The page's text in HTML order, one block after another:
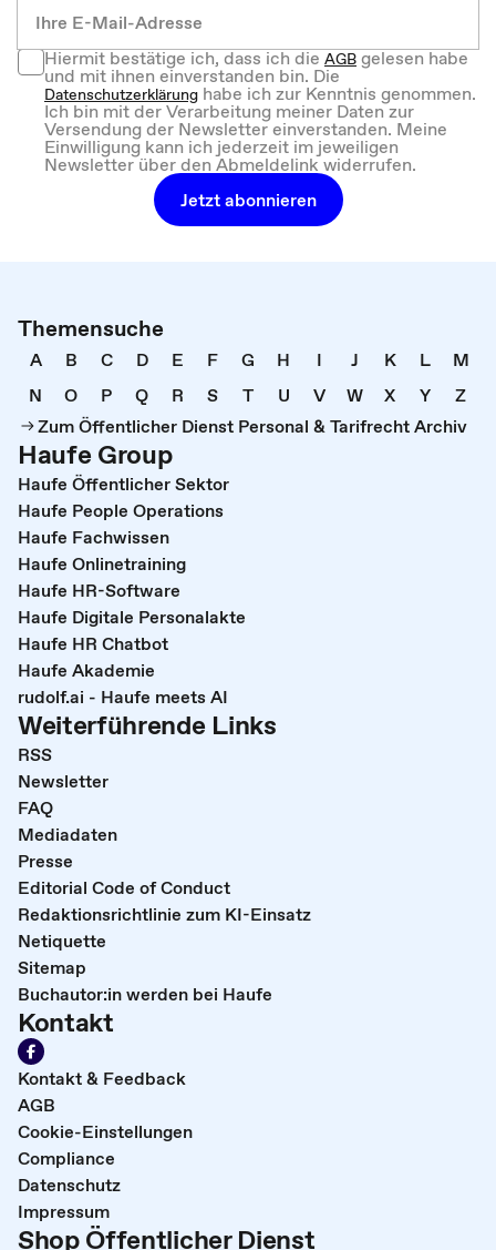
Hiermit bestätige ich, dass ich dieAGBgelesen habe
und mit ihnen einverstanden bin. Die
Datenschutzerklärung habe ich zur Kenntnis genommen.
Ich bin mit der Verarbeitung meiner Daten zur
Versendung der Newsletter einverstanden. Meine
Einwilligung kann ich jederzeit im jeweiligen
Newsletter über den Abmeldelink widerrufen.
Jetzt abonnieren
Themensuche
A B C D E F G H I J K L
M
N
O P Q R S T U V W X Y
Z
Zum Öffentlicher Dienst Personal & Tarifrecht Archiv
Haufe Group
Haufe Öffentlicher Sektor
Haufe People Operations
Haufe Fachwissen
Haufe Onlinetraining
Haufe HR-Software
Haufe Digitale Personalakte
Haufe HR Chatbot
Haufe Akademie
rudolf.ai - Haufe meets AI
Weiterführende Links
RSS
Newsletter
FAQ
Mediadaten
Presse
Editorial Code of Conduct
Redaktionsrichtlinie zum KI-Einsatz
Netiquette
Sitemap
Buchautor:in werden bei Haufe
Kontakt
Kontakt & Feedback
AGB
Cookie-Einstellungen
Compliance
Datenschutz
Impressum
Shop Öffentlicher Dienst